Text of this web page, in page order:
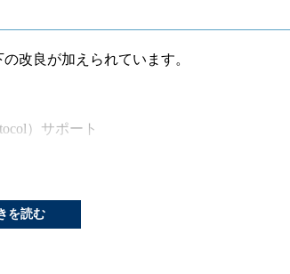
改良が加えられています。
）サポート
を読む